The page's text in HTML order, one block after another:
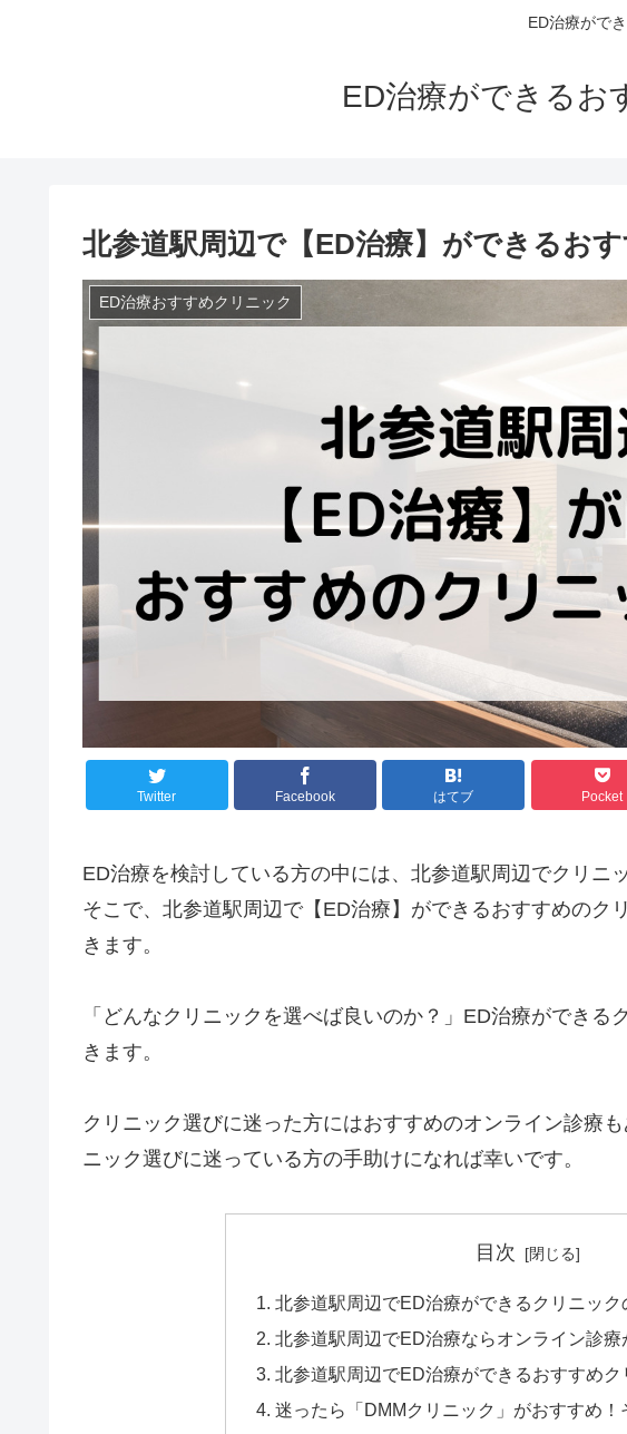
ED治療がで
ED治療ができるお
北参道駅周辺で【ED治療】ができるお
ED治療おすすめクリニック
Twitter Facebook はてブ Pocket
ED治療を検討している方の中には、北参道駅周辺でクリニ
そこで、北参道駅周辺で【ED治療】ができるおすすめのク
きます。
「どんなクリニックを選べば良いのか？」ED治療ができ
きます。
クリニック選びに迷った方にはおすすめのオンライン診療
ニック選びに迷っている方の手助けになれば幸いです。
目次
北参道駅周辺でED治療ができるクリニッ
北参道駅周辺でED治療ならオンライン診療
北参道駅周辺でED治療ができるおすすめク
迷ったら「DMMクリニック」がおすすめ！